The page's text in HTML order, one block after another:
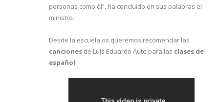
personas como él”, ha concluido en sus palabras el
ministro.
Desde la escuela os queremos recomendar las
canciones de Luis Eduardo Aute para las clases de
español.